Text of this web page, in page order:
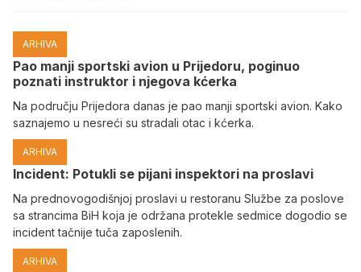
ARHIVA
Pao manji sportski avion u Prijedoru, poginuo
poznati instruktor i njegova kćerka
Na području Prijedora danas je pao manji sportski avion. Kako
saznajemo u nesreći su stradali otac i kćerka.
ARHIVA
Incident: Potukli se pijani inspektori na proslavi
Na prednovogodišnjoj proslavi u restoranu Službe za poslove
sa strancima BiH koja je održana protekle sedmice dogodio se
incident tačnije tuča zaposlenih.
ARHIVA